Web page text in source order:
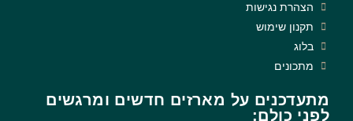
הצהרת נגישות
תקנון שימוש
בלוג
מתכונים
מתעדכנים על מארזים חדשים ומרגשים
לפני כולם: